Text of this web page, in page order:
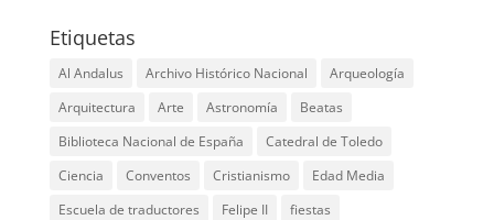
Etiquetas
Al Andalus Archivo Histórico Nacional
Arqueología
Arquitectura
Arte Astronomía
Beatas
Biblioteca Nacional de España
Catedral de Toledo
Ciencia
Conventos Cristianismo
Edad Media
Escuela de traductores
Felipe II
fiestas